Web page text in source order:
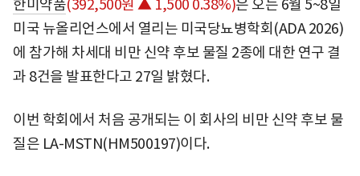
한미약품(392,500원 ▲ 1,500 0.38%)은 오는 6월 5~8일
미국 뉴올리언스에서 열리는 미국당뇨병학회(ADA 2026)
에 참가해 차세대 비만 신약 후보 물질 2종에 대한 연구 결
과 8건을 발표한다고 27일 밝혔다.
이번 학회에서 처음 공개되는 이 회사의 비만 신약 후보 물
질은 LA-MSTN(HM500197)이다.